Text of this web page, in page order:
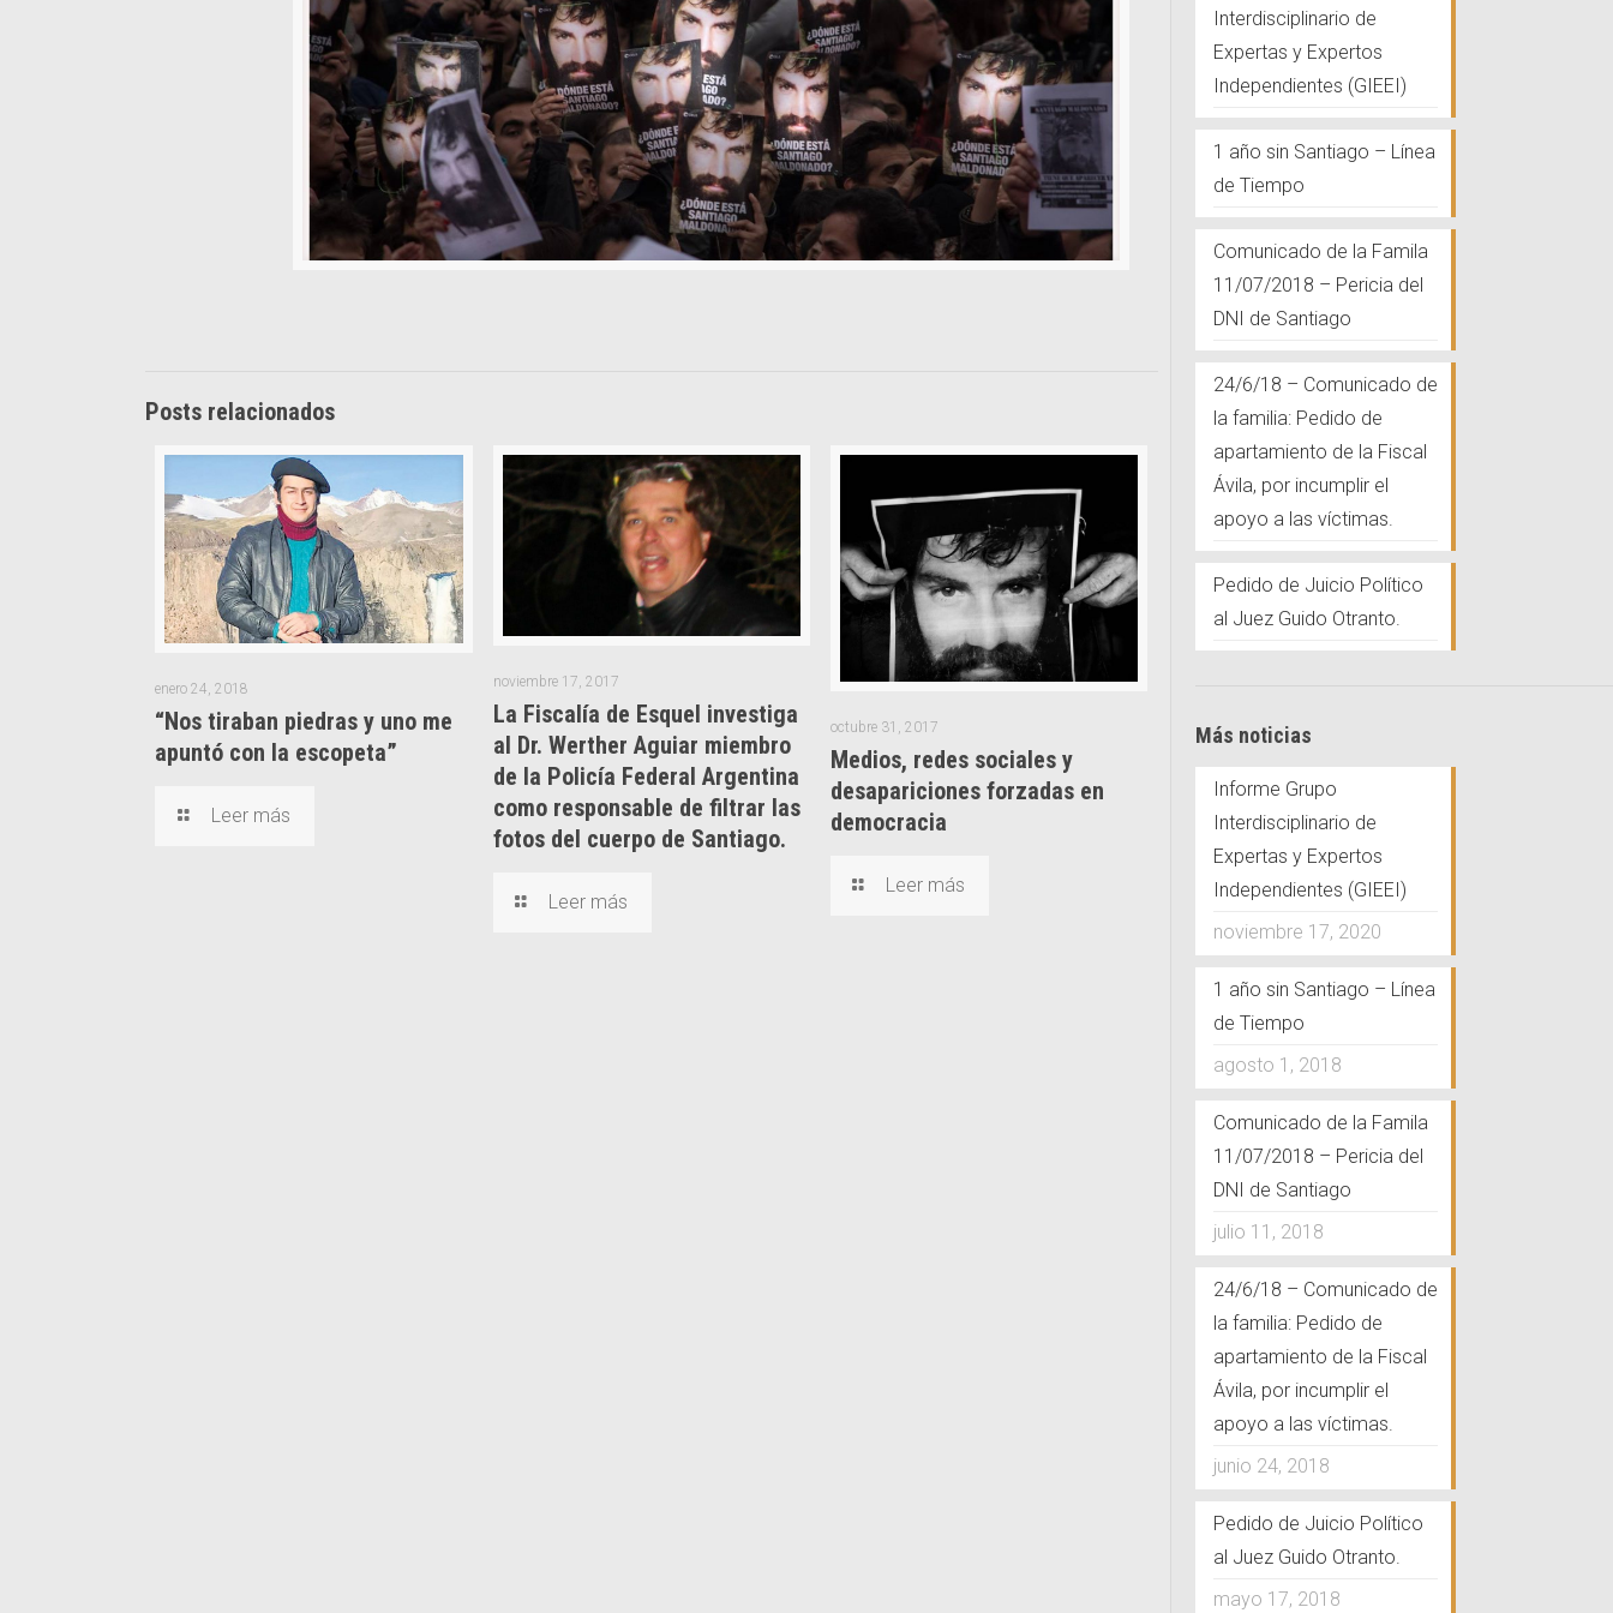
Posts relacionados
enero 24, 2018
“Nos tiraban piedras y uno me
apuntó con la escopeta”
Leer más
noviembre 17, 2017
La Fiscalía de Esquel investiga
al Dr. Werther Aguiar miembro
de la Policía Federal Argentina
como responsable de filtrar las
fotos del cuerpo de Santiago.
Leer más
octubre 31, 2017
Medios, redes sociales y
desapariciones forzadas en
democracia
Leer más
Interdisciplinario de
Expertas y Expertos
Independientes (GIEEI)
1 año sin Santiago – Línea
de Tiempo
Comunicado de la Famila
11/07/2018 – Pericia del
DNI de Santiago
24/6/18 – Comunicado de
la familia: Pedido de
apartamiento de la Fiscal
Ávila, por incumplir el
apoyo a las víctimas.
Pedido de Juicio Político
al Juez Guido Otranto.
Más noticias
Informe Grupo
Interdisciplinario de
Expertas y Expertos
Independientes (GIEEI)
noviembre 17, 2020
1 año sin Santiago – Línea
de Tiempo
agosto 1, 2018
Comunicado de la Famila
11/07/2018 – Pericia del
DNI de Santiago
julio 11, 2018
24/6/18 – Comunicado de
la familia: Pedido de
apartamiento de la Fiscal
Ávila, por incumplir el
apoyo a las víctimas.
junio 24, 2018
Pedido de Juicio Político
al Juez Guido Otranto.
mayo 17, 2018
Exigimos que actúen la Justicia, el Gobierno y las fuerzas de seguridad
para esclarecer lo acontecido el 1ro de Agosto de 2017 en el Pu Lof
Chushamen de la provincia de Chubut, para saber que sucedió durante y
después del operativo encabezado por Gendarmería Nacional que tuvo
como consecuencia la desaparición y muerte de Santiago Maldonado.